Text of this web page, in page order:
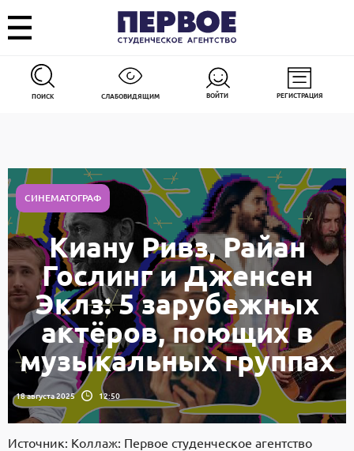
ПОИСК СЛАБОВИДЯЩИМ ВОЙТИ РЕГИСТРАЦИЯ
СИНЕМАТОГРАФ
Киану Ривз, Райан
Гослинг и Дженсен
Эклз: 5 зарубежных
актёров, поющих в
музыкальных группах
18 августа 2025 12:50
Источник: Коллаж: Первое студенческое агентство